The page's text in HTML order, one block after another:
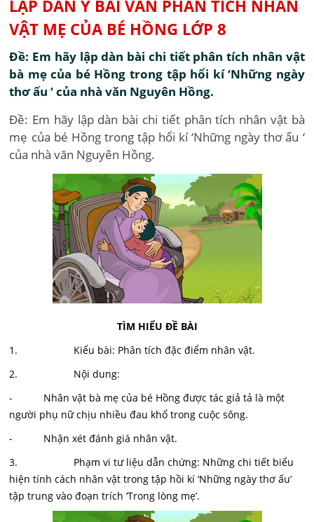
LẬP DÀN Ý BÀI VĂN PHÂN TÍCH NHÂN
VẬT MẸ CỦA BÉ HỒNG LỚP 8
Đề: Em hãy lập dàn bài chi tiết phân tích nhân vật
bà mẹ của bé Hồng trong tập hổi kí ‘Những ngày
thơ ấu ‘ của nhà văn Nguyên Hồng.
Đề: Em hãy lập dàn bài chi tiết phân tích nhân vật bà
mẹ của bé Hồng trong tập hổi kí ‘Những ngày thơ ấu ‘
của nhà văn Nguyên Hồng.
TÌM HIỂU ĐỀ BÀI
1. Kiểu bài: Phân tích đặc điểm nhân vật.
2. Nội dung:
- Nhân vật bà mẹ của bé Hồng được tác giả tả là một
người phụ nữ chịu nhiều đau khổ trong cuộc sông.
- Nhận xét đánh giá nhân vật.
3. Phạm vi tư liệu dẫn chứng: Những chi tiết biểu
hiện tính cách nhân vật trong tập hồi kí ‘Những ngày thơ ấu’
tập trung vào đoạn trích ‘Trong lòng mẹ’.